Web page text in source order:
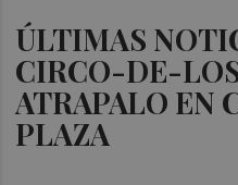
ÚLTIMAS
CIRCO-DE-
ATRAPALO EN
PLAZA